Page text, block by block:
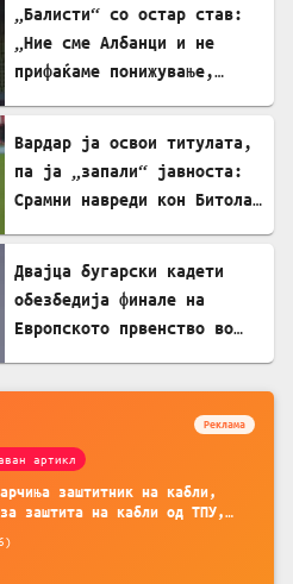
„Балисти“ со остар став:
„Ние сме Албанци и не
прифаќаме понижување,
Вардар ја освои титулата,
па ја „запали“ јавноста:
Срамни навреди кон Битола
Двајца бугарски кадети
обезбедија финале на
Европското првенство во
Реклама
артикл
заштитник на кабли,
заштита на кабли од ТПУ,
заштита на кабли, без
мобилни телефони, комплет
)